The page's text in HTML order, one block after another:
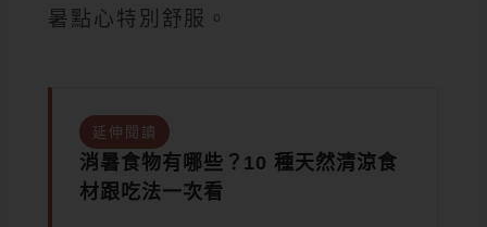
暑點心特別舒服。
延伸閱讀
消暑食物有哪些？10 種天然清涼食
材跟吃法一次看